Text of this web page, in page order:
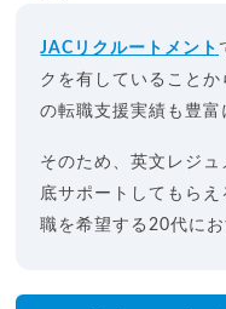
JACリクルートメント
クを有していること
の転職支援実績も豊富
そのため、英文レジ
底サポートしてもら
職を希望する20代にお